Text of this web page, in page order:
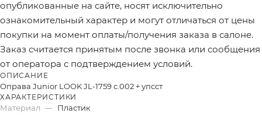
опубликованные на сайте, носят исключительно
ознакомительный характер и могут отличаться от цены
покупки на момент оплаты/получения заказа в салоне.
Заказ считается принятым после звонка или сообщения
от оператора с подтверждением условий.
ОПИСАНИЕ
Оправа Junior LOOK JL-1759 c.002 + упсст
ХАРАКТЕРИСТИКИ
Материал — Пластик